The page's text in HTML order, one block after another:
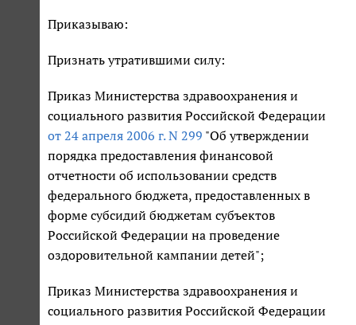
Приказываю:
Признать утратившими силу:
Приказ Министерства здравоохранения и
социального развития Российской Федерации
от 24 апреля 2006 г. N 299 "Об утверждении
порядка предоставления финансовой
отчетности об использовании средств
федерального бюджета, предоставленных в
форме субсидий бюджетам субъектов
Российской Федерации на проведение
оздоровительной кампании детей";
Приказ Министерства здравоохранения и
социального развития Российской Федерации